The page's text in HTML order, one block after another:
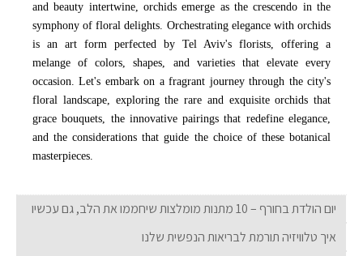
and beauty intertwine, orchids emerge as the crescendo in the
symphony of floral delights. Orchestrating elegance with orchids
is an art form perfected by Tel Aviv's florists, offering a
melange of colors, shapes, and varieties that elevate every
occasion. Let's embark on a fragrant journey through the city's
floral landscape, exploring the rare and exquisite orchids that
grace bouquets, the innovative pairings that redefine elegance,
and the considerations that guide the choice of these botanical
masterpieces.
יום הולדת בחורף – 10 מתנות מומלצות שיחממו את הלב, גם עכשיו
איך טלוויזיה תורמת לבריאות הנפשית שלנו